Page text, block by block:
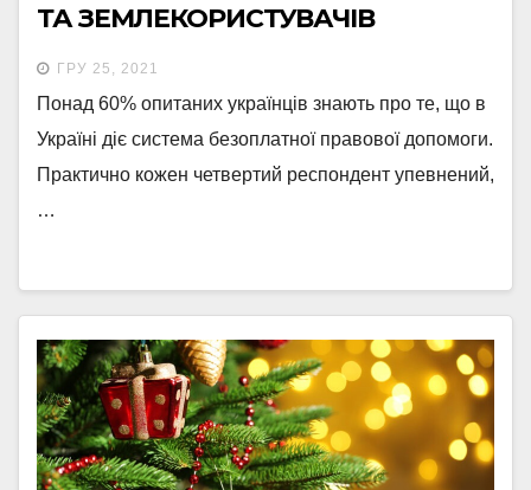
ТА ЗЕМЛЕКОРИСТУВАЧІВ
ОКРЕМИХ АСПЕКТІВ
ЗЕМЕЛЬНОГО ЗАКОНОДАВСТВА
ГРУ 25, 2021
Понад 60% опитаних українців знають про те, що в
Україні діє система безоплатної правової допомоги.
Практично кожен четвертий респондент упевнений,
…